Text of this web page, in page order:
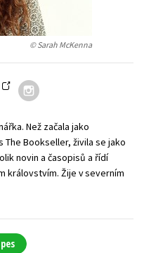
Zdraví a životní styl
© Sarah McKenna
Než začala jako
Bookseller, živila se jako
novin a časopisů a řídí
královstvím. Žije v severním